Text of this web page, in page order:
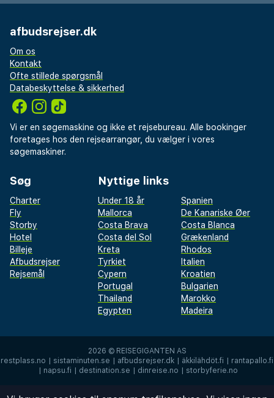
afbudsrejser.dk
Om os
Kontakt
Ofte stillede spørgsmål
Databeskyttelse & sikkerhed
Vi er en søgemaskine og ikke et rejsebureau. Alle bookinger
foretages hos den rejsearrangør, du vælger i vores
søgemaskiner.
Søg
Charter
Fly
Storby
Hotel
Billeje
Afbudsrejser
Rejsemål
Nyttige links
Under 18 år
Spanien
Mallorca
De Kanariske Øer
Costa Brava
Costa Blanca
Costa del Sol
Grækenland
Kreta
Rhodos
Tyrkiet
Italien
Cypern
Kroatien
Portugal
Bulgarien
Thailand
Marokko
Egypten
Madeira
2026 © REISEGIGANTEN AS
restplass.no | sistaminuten.se | afbudsrejser.dk | äkkilähdöt.fi | rantapallo.fi
| napsu.fi | destination.se | dinreise.no | storbyferie.no